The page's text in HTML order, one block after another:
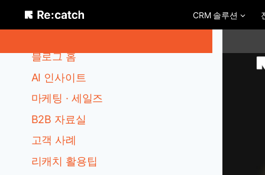
CRM 솔루션
카테고리
블로그 홈
AI 인사이트
마케팅 · 세일즈
B2B 자료실
고객 사례
리캐치 활용팁